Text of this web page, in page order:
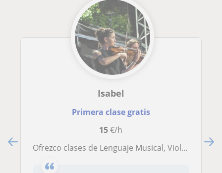
Isabel
Primera clase gratis
15€/h
Ofrezco clases de Lenguaje Musical, Violín y Viola